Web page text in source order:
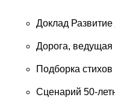
Доклад Развитие
Дорога, ведущая
Подборка
Сценарий 50-